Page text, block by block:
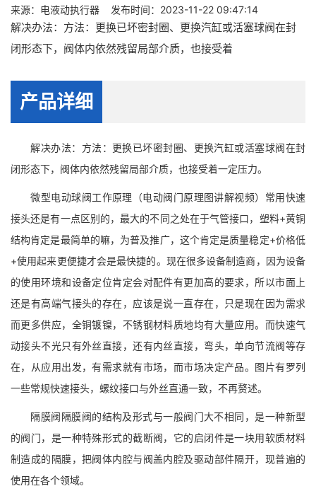
来源： 电液动执行器 发布时间：2023-11-22 09:47:14
解决办法：方法：更换已坏密封圈、更换汽缸或活塞球阀在封
闭形态下，阀体内依然残留局部介质，也接受着
产品详细
解决办法：方法：更换已坏密封圈、更换汽缸或活塞球阀在封
闭形态下，阀体内依然残留局部介质，也接受着一定压力。
微型电动球阀工作原理（电动阀门原理图讲解视频）常用快速
接头还是有一点区别的，最大的不同之处在于气管接口，塑料+黄铜
结构肯定是最简单的嘛，为普及推广，这个肯定是质量稳定+价格低
+使用起来更便捷才会是最快捷的。现在很多设备制造商，因为设备
的使用环境和设备定位肯定会对配件有更加高的要求，所以市面上
还是有高端气接头的存在，应该是说一直存在，只是现在因为需求
而更多供应，全铜镀镍，不锈钢材料质地均有大量应用。而快速气
动接头不光只有外丝直接，还有内丝直接，弯头，单向节流阀等存
在，从应用出发，有需求就有市场，而市场决定产品。图片有罗列
一些常规快速接头，螺纹接口与外丝直通一致，不再赘述。
隔膜阀隔膜阀的结构及形式与一般阀门大不相同，是一种新型
的阀门，是一种特殊形式的截断阀，它的启闭件是一块用软质材料
制造成的隔膜，把阀体内腔与阀盖内腔及驱动部件隔开，现普遍的
使用在各个领域。